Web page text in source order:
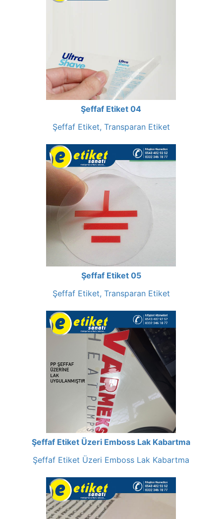
Şeffaf Etiket 04
Şeffaf Etiket, Transparan Etiket
Şeffaf Etiket 05
Şeffaf Etiket, Transparan Etiket
Şeffaf Etiket Üzeri Emboss Lak Kabartma
Şeffaf Etiket Üzeri Emboss Lak Kabartma